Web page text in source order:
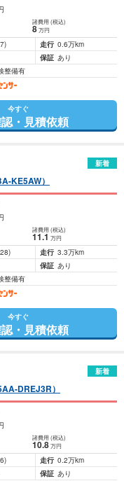
諸費用 (税込)
8 万円
走行 0.6万km
保証 あり
整備有
今すぐ
・見積依頼
新着
KE5AW）
諸費用 (税込)
11.1 万円
走行 3.3万km
保証 あり
整備有
今すぐ
・見積依頼
新着
DREJ3R）
諸費用 (税込)
10.8 万円
走行 0.2万km
保証 あり